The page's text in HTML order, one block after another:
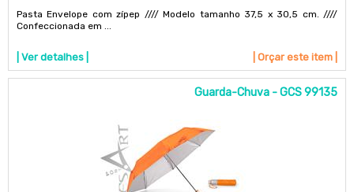
Pasta Envelope com zípep //// Modelo tamanho 37,5 x 30,5 cm. ////
Confeccionada em ...
| Ver detalhes | | Orçar este item |
Guarda-Chuva - GCS 99135